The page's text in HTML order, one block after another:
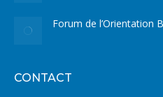
Forum de l’Orientation
CONTACT